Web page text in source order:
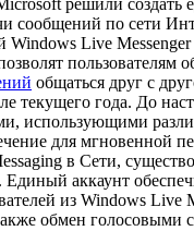
решили создать
сообщений по сети
Windows Live
пользователям
общаться друг с
текущего года. До
использующими
для мгновенной
в Сети,
Единый аккаунт
из Windows Live
обмен голосовыми